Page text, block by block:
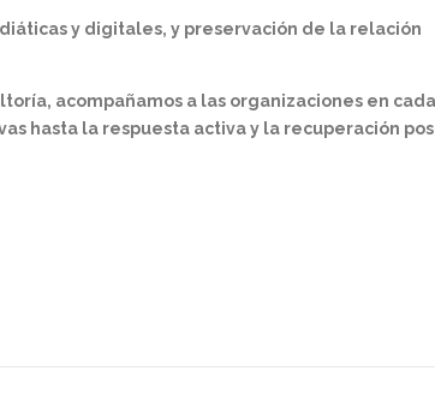
y digitales, y preservación de la relación
acompañamos a las organizaciones en cada
hasta la respuesta activa y la recuperación